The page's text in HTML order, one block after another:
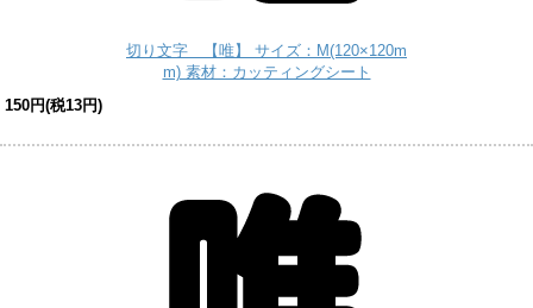
切り文字 【唯】 サイズ：M(120×120m
m) 素材：カッティングシート
150円(税13円)